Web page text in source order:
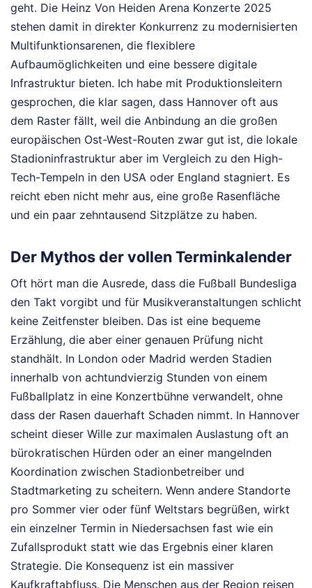
geht. Die Heinz Von Heiden Arena Konzerte 2025
stehen damit in direkter Konkurrenz zu modernisierten
Multifunktionsarenen, die flexiblere
Aufbaumöglichkeiten und eine bessere digitale
Infrastruktur bieten. Ich habe mit Produktionsleitern
gesprochen, die klar sagen, dass Hannover oft aus
dem Raster fällt, weil die Anbindung an die großen
europäischen Ost-West-Routen zwar gut ist, die lokale
Stadioninfrastruktur aber im Vergleich zu den High-
Tech-Tempeln in den USA oder England stagniert. Es
reicht eben nicht mehr aus, eine große Rasenfläche
und ein paar zehntausend Sitzplätze zu haben.
Der Mythos der vollen Terminkalender
Oft hört man die Ausrede, dass die Fußball Bundesliga
den Takt vorgibt und für Musikveranstaltungen schlicht
keine Zeitfenster bleiben. Das ist eine bequeme
Erzählung, die aber einer genauen Prüfung nicht
standhält. In London oder Madrid werden Stadien
innerhalb von achtundvierzig Stunden von einem
Fußballplatz in eine Konzertbühne verwandelt, ohne
dass der Rasen dauerhaft Schaden nimmt. In Hannover
scheint dieser Wille zur maximalen Auslastung oft an
bürokratischen Hürden oder an einer mangelnden
Koordination zwischen Stadionbetreiber und
Stadtmarketing zu scheitern. Wenn andere Standorte
pro Sommer vier oder fünf Weltstars begrüßen, wirkt
ein einzelner Termin in Niedersachsen fast wie ein
Zufallsprodukt statt wie das Ergebnis einer klaren
Strategie. Die Konsequenz ist ein massiver
Kaufkraftabfluss. Die Menschen aus der Region reisen